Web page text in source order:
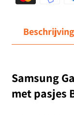
Beschrijving
Samsung
met pasjes